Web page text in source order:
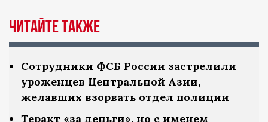
Читайте также
Сотрудники ФСБ России застрелили
уроженцев Центральной Азии,
желавших взорвать отдел полиции
Теракт «за деньги», но с именем